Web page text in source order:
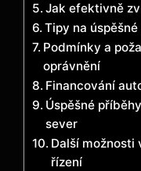
Jak efektivně
Tipy na
Podmínky a
oprávnění
Financování
Úspěšné
sever
Další možnosti
řízení